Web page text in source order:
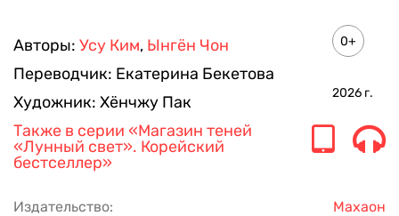
Авторы: Усу Ким, Ынгён Чон
Переводчик: Екатерина Бекетова
Художник: Хёнчжу Пак
0+
2026 г.
Также в серии «Магазин теней
«Лунный свет». Корейский
бестселлер»
Издательство: Махаон